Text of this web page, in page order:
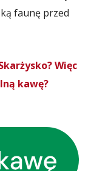
faunę przed
Więc
kawę?